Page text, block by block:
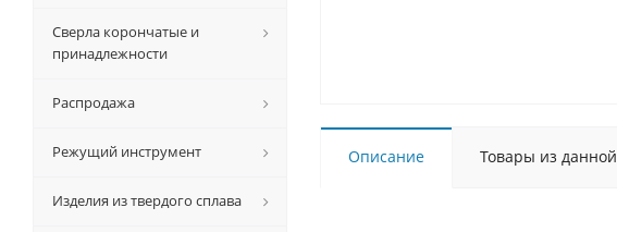
Описание Товары из
Сверла корончатые и
принадлежности
Распродажа
Режущий инструмент
Изделия из твердого сплава